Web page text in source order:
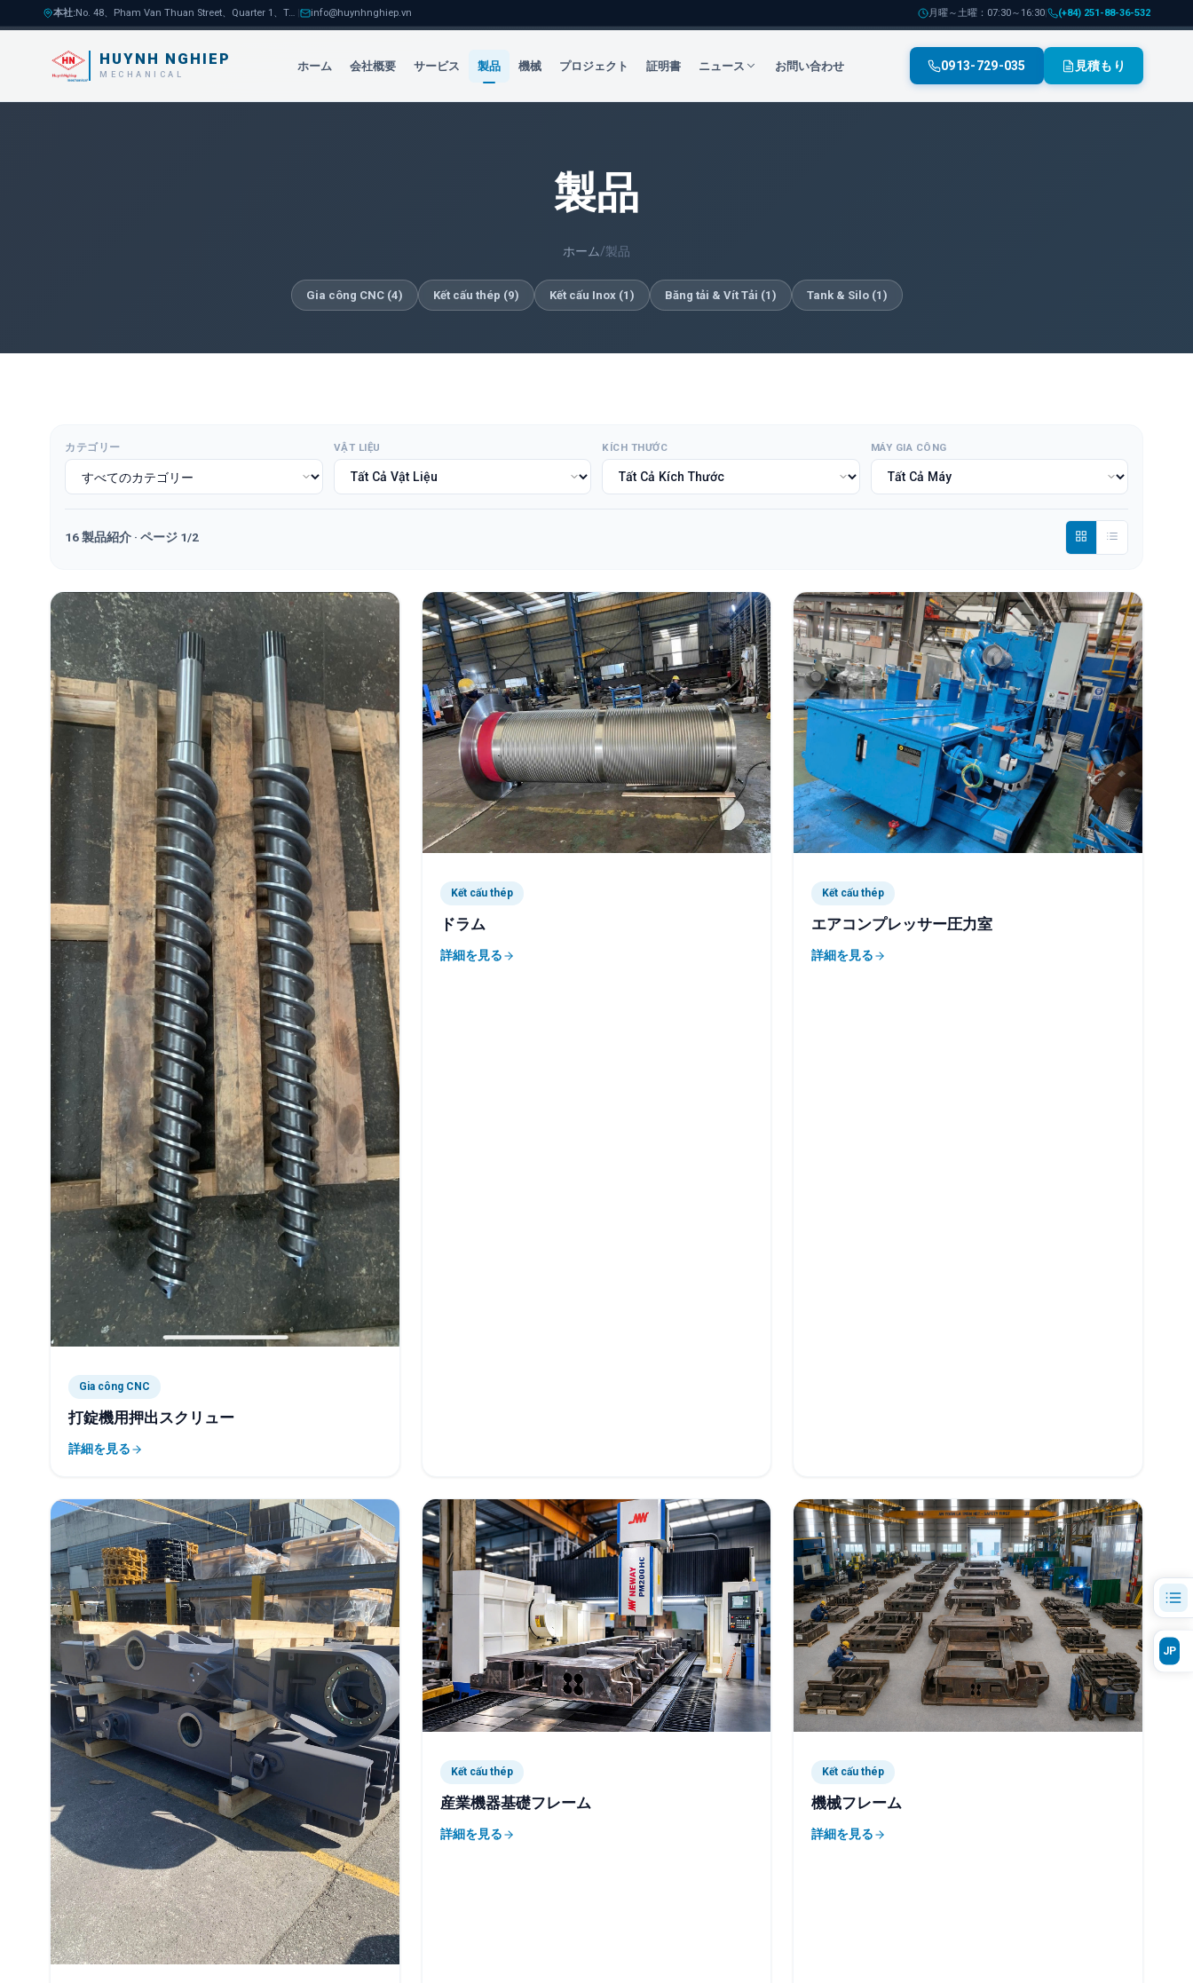
本社: No. 48、Pham Van Thuan Street、Quarter 1、Tam Hoa Ward、Bien Hoa City | info@huynhnghiep.vn 月曜～土曜：07:30～16:30| (+84) 251-88-36-532
HUYNH NGHIEP
MECHANICAL
ホーム 会社概要 サービス 製品 機械 プロジェクト 証明書 ニュース お問い合わせ 0913-729-035 見積もり
製品
ホーム/製品
Gia công CNC(4) Kết cấu thép (9) Kết cấu Inox(1 ) Băng tải & Vít Tải (1 ) Tank & Silo(1 )
カテゴリー VẬT LIỆU KÍCH THƯỚC MÁY GIA CÔNG
16製品紹介 · ページ 1/2
Gia công CNC
打錠機用押出スクリュー
詳細を見る
Kết cấu thép
ドラム
詳細を見る
Kết cấu thép
エアコンプレッサー圧力室
詳細を見る
Kết cấu thép
産業機器基礎フレーム
詳細を見る
Kết cấu thép
機械フレーム
詳細を見る
JP